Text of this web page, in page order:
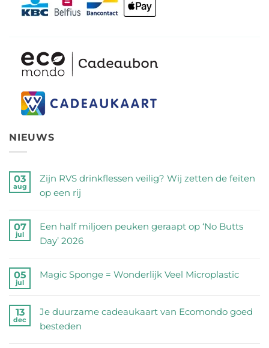
NIEUWS
03
aug
Zijn RVS drinkflessen veilig? Wij zetten de feiten
op een rij
reacties
op
RVS
drinkflessen
Wij
zetten
07
jul
Een half miljoen peuken geraapt op ‘No Butts
Day’ 2026
reacties
half
miljoen
05
jul
Magic Sponge = Wonderlijk Veel Microplastic
reacties
op
13
dec
Je duurzame cadeaukaart van Ecomondo goed
besteden